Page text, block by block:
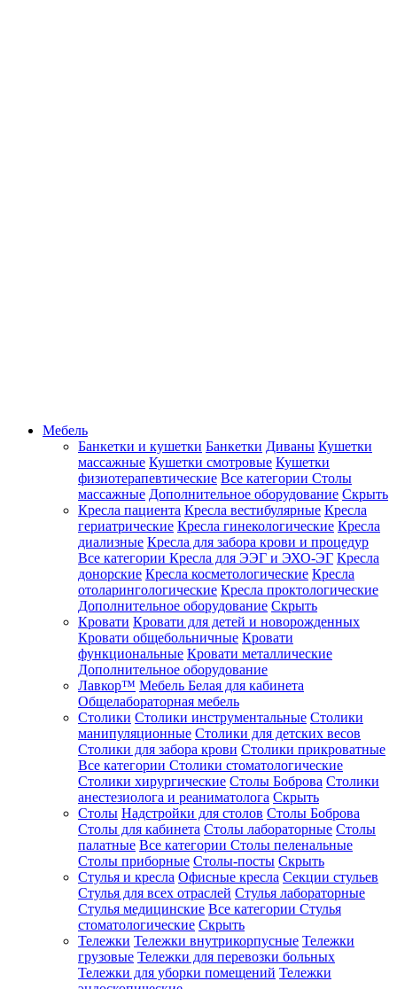
Мебель
Банкетки и кушетки Банкетки Диваны Кушетки
массажные Кушетки смотровые Кушетки
физиотерапевтические Все категории Столы
массажные Дополнительное оборудование Скрыть
Кресла пациента Кресла вестибулярные Кресла
гериатрические Кресла гинекологические Кресла
диализные Кресла для забора крови и процедур
Все категории Кресла для ЭЭГ и ЭХО-ЭГ Кресла
донорские Кресла косметологические Кресла
отоларингологические Кресла проктологические
Дополнительное оборудование Скрыть
Кровати Кровати для детей и новорожденных
Кровати общебольничные Кровати
функциональные Кровати металлические
Дополнительное оборудование
Лавкор™ Мебель Белая для кабинета
Общелабораторная мебель
Столики Столики инструментальные Столики
манипуляционные Столики для детских весов
Столики для забора крови Столики прикроватные
Все категории Столики стоматологические
Столики хирургические Столы Боброва Столики
анестезиолога и реаниматолога Скрыть
Столы Надстройки для столов Столы Боброва
Столы для кабинета Столы лабораторные Столы
палатные Все категории Столы пеленальные
Столы приборные Столы-посты Скрыть
Стулья и кресла Офисные кресла Секции стульев
Стулья для всех отраслей Стулья лабораторные
Стулья медицинские Все категории Стулья
стоматологические Скрыть
Тележки Тележки внутрикорпусные Тележки
грузовые Тележки для перевозки больных
Тележки для уборки помещений Тележки